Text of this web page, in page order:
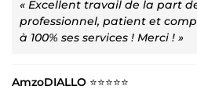
« Excellent travail de la part
professionnel, patient et
à 100% ses services ! Merci ! »
AmzoDIALLO ⭐⭐⭐⭐⭐